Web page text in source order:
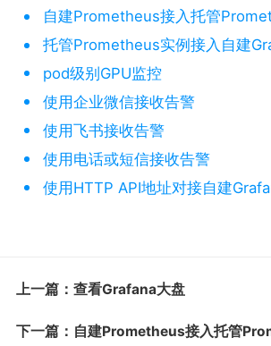
自建Prometheus接入托管
托管Prometheus实例接入自建
pod级别GPU监控
使用企业微信接收告警
使用飞书接收告警
使用电话或短信接收告警
使用HTTP API地址对接自建
上一篇：查看Grafana大盘
下一篇：自建Prometheus接入托管